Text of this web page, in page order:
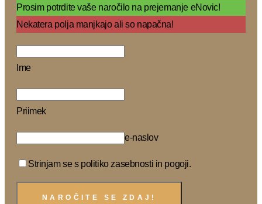
Prosim potrdite vaše naročilo na prejemanje eNovic!
Nekatera polja manjkajo ali so napačna!
Ime
Priimek
e-naslov
Strinjam se s politiko zasebnosti in pogoji.